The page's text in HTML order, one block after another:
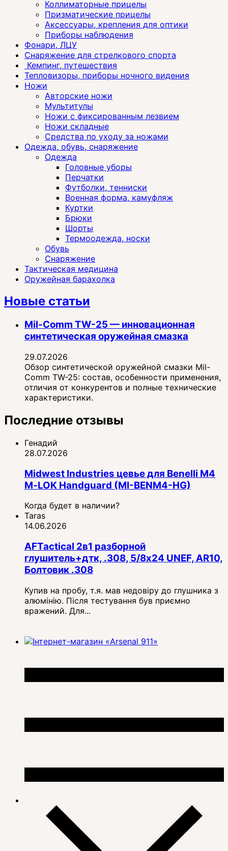
Коллиматорные прицелы
Призматические прицелы
Аксессуары, крепления для оптики
Приборы наблюдения
Фонари, ЛЦУ
Снаряжение для стрелкового спорта
Кемпинг, путешествия
Тепловизоры, приборы ночного видения
Ножи
Авторские ножи
Мультитулы
Ножи с фиксированным лезвием
Ножи складные
Средства по уходу за ножами
Одежда, обувь, снаряжение
Одежда
Головные уборы
Перчатки
Футболки, тенниски
Военная форма, камуфляж
Куртки
Брюки
Шорты
Термоодежда, носки
Обувь
Снаряжение
Тактическая медицина
Оружейная барахолка
Новые статьи
Mil-Comm TW-25 — инновационная
синтетическая оружейная смазка
29.07.2026
Обзор синтетической оружейной смазки Mil-
Comm TW-25: состав, особенности применения,
отличия от конкурентов и полные технические
характеристики.
Последние отзывы
Генадий
28.07.2026
Midwest Industries цевье для Benelli M4
M‑LOK Handguard (MI-BENM4-HG)
Когда будет в наличии?
Taras
14.06.2026
AFTactical 2в1 разборной
глушитель+дтк, .308, 5/8x24 UNEF, AR10,
Болтовик .308
Купив на пробу, т.я. мав недовіру до глушника з
алюмінію. Після тестування був приємно
вражений. Для...